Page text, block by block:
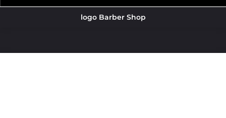
logo Barber Shop